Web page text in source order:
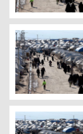
Piştî vekişîna
Şêxmûs